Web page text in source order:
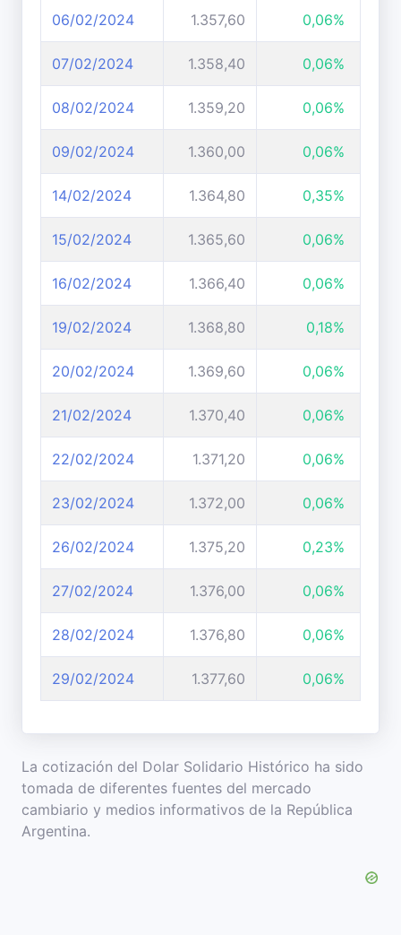
06/02/2024 1.357,60 0,06%
07/02/2024 1.358,40 0,06%
08/02/2024 1.359,20 0,06%
09/02/2024 1.360,00 0,06%
14/02/2024 1.364,80 0,35%
15/02/2024 1.365,60 0,06%
16/02/2024 1.366,40 0,06%
19/02/2024 1.368,80 0,18%
20/02/2024 1.369,60 0,06%
21/02/2024 1.370,40 0,06%
22/02/2024 1.371,20 0,06%
23/02/2024 1.372,00 0,06%
26/02/2024 1.375,20 0,23%
27/02/2024 1.376,00 0,06%
28/02/2024 1.376,80 0,06%
29/02/2024 1.377,60 0,06%
La cotización del Dolar Solidario Histórico ha sido
tomada de diferentes fuentes del mercado
cambiario y medios informativos de la República
Argentina.